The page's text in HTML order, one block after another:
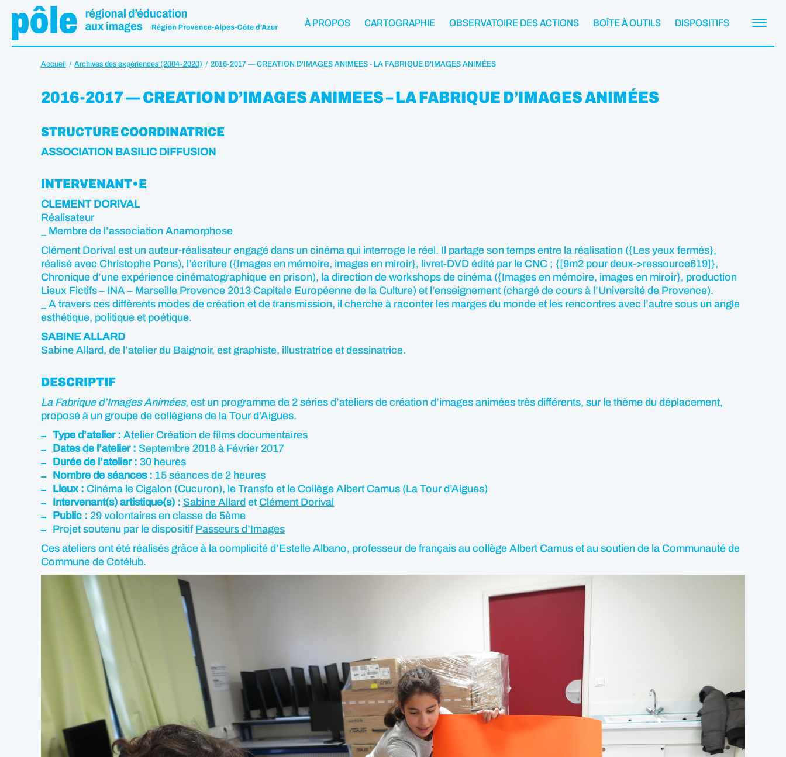
À PROPOS CARTOGRAPHIE OBSERVATOIRE DES ACTIONS BOÎTE À OUTILS DISPOSITIFS
Accueil Archives des expériences (2004-2020) 2016-2017 — CREATION D'IMAGES ANIMEES - LA FABRIQUE D'IMAGES ANIMÉES
2016-2017 — CREATION D’IMAGES ANIMEES – LA FABRIQUE D’IMAGES ANIMÉES
STRUCTURE COORDINATRICE
ASSOCIATION BASILIC DIFFUSION
INTERVENANT•E
CLEMENT DORIVAL
Réalisateur
_ Membre de l’association Anamorphose
Clément Dorival est un auteur-réalisateur engagé dans un cinéma qui interroge le réel. Il partage son temps entre la réalisation ({Les yeux fermés},
réalisé avec Christophe Pons), l’écriture ({Images en mémoire, images en miroir}, livret-DVD édité par le CNC ; {[9m2 pour deux->ressource619]},
Chronique d’une expérience cinématographique en prison), la direction de workshops de cinéma ({Images en mémoire, images en miroir}, production
Lieux Fictifs – INA – Marseille Provence 2013 Capitale Européenne de la Culture) et l’enseignement (chargé de cours à l’Université de Provence).
_ A travers ces différents modes de création et de transmission, il cherche à raconter les marges du monde et les rencontres avec l’autre sous un angle
esthétique, politique et poétique.
SABINE ALLARD
Sabine Allard, de l’atelier du Baignoir, est graphiste, illustratrice et dessinatrice.
DESCRIPTIF
La Fabrique d’Images Animées, est un programme de 2 séries d’ateliers de création d’images animées très différents, sur le thème du déplacement,
proposé à un groupe de collégiens de la Tour d’Aigues.
Type d’atelier : Atelier Création de films documentaires
Dates de l’atelier : Septembre 2016 à Février 2017
Durée de l’atelier : 30 heures
Nombre de séances : 15 séances de 2 heures
Lieux : Cinéma le Cigalon (Cucuron), le Transfo et le Collège Albert Camus (La Tour d’Aigues)
Intervenant(s) artistique(s) : Sabine Allard et Clément Dorival
Public : 29 volontaires en classe de 5ème
Projet soutenu par le dispositif Passeurs d’Images
Ces ateliers ont été réalisés grâce à la complicité d’Estelle Albano, professeur de français au collège Albert Camus et au soutien de la Communauté de
Commune de Cotélub.